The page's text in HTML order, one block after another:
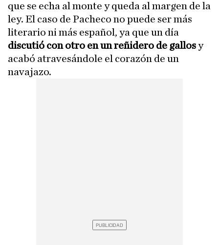
que se echa al monte y queda al margen de la
ley. El caso de Pacheco no puede ser más
literario ni más español, ya que un día
discutió con otro en un reñidero de gallosy
acabó atravesándole el corazón de un
navajazo.